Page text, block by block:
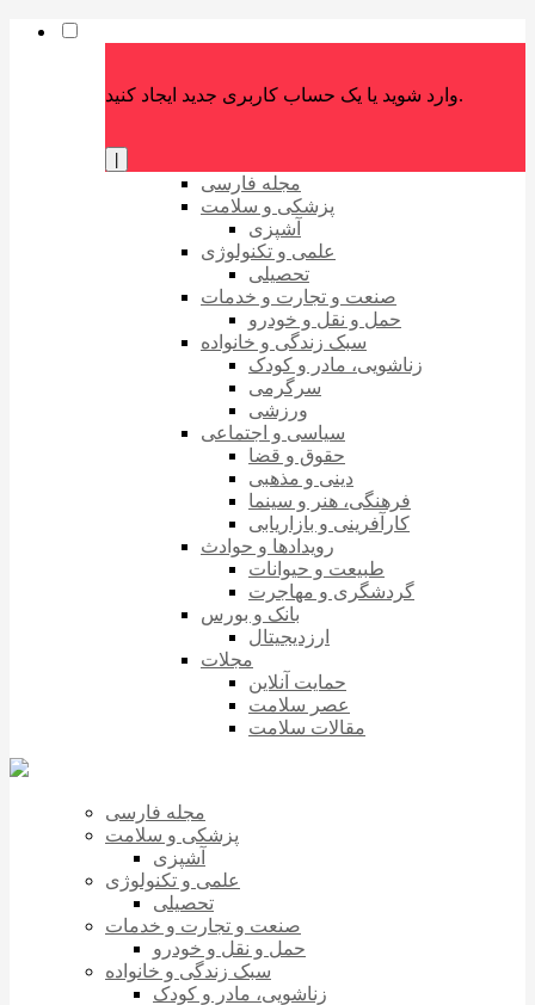
وارد شوید یا یک حساب کاربری جدید ایجاد کنید.
مجله فارسی
پزشکی و سلامت
آشپزی
علمی و تکنولوژی
تحصیلی
صنعت و تجارت و خدمات
حمل و نقل و خودرو
سبک زندگی و خانواده
زناشویی، مادر و کودک
سرگرمی
ورزشی
سیاسی و اجتماعی
حقوق و قضا
دینی و مذهبی
فرهنگی، هنر و سینما
کارآفرینی و بازاریابی
رویدادها و حوادث
طبیعت و حیوانات
گردشگری و مهاجرت
بانک و بورس
ارزدیجیتال
مجلات
حمایت آنلاین
عصر سلامت
مقالات سلامت
مجله فارسی
پزشکی و سلامت
آشپزی
علمی و تکنولوژی
تحصیلی
صنعت و تجارت و خدمات
حمل و نقل و خودرو
سبک زندگی و خانواده
زناشویی، مادر و کودک